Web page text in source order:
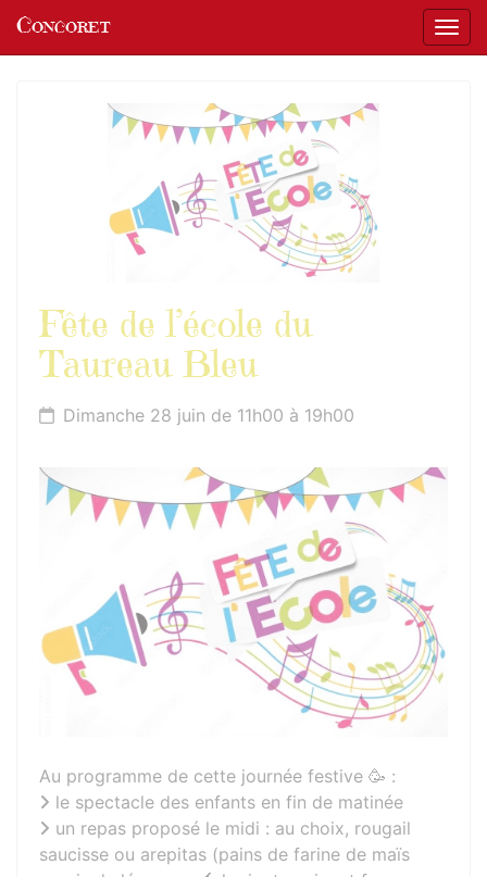
Concoret
Fête de l’école du
Taureau Bleu
Dimanche 28 juin de 11h00 à 19h00
Au programme de cette journée festive 🥳 :
le spectacle des enfants en fin de matinée
un repas proposé le midi : au choix, rougail
saucisse ou arepitas (pains de farine de maïs
Panneau de gestion des cookies